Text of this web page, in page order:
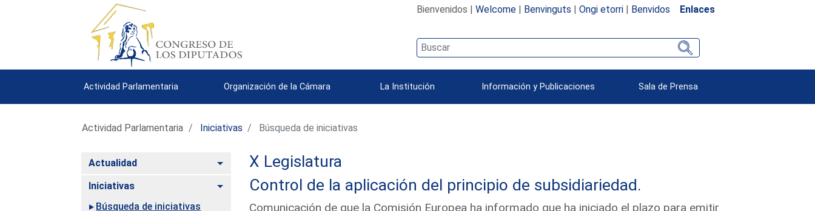
Bienvenidos | Welcome| Benvinguts | Ongi etorri| Benvidos Enlaces
Actividad Parlamentaria Organización de la Cámara La Institución Información y Publicaciones Sala de Prensa
Actividad Parlamentaria Iniciativas Búsqueda de iniciativas
Actualidad Alternar
Iniciativas
Alternar
Búsqueda de iniciativas
X Legislatura
Control de la aplicación del principio de subsidiariedad.
Comunicación de que la Comisión Europea ha informado que ha iniciado el plazo para emitir